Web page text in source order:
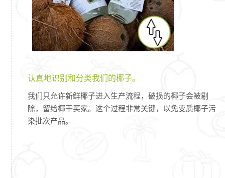
认真地识别和分类我们的椰子。
我们只允许新鲜椰子进入生产流程，破损的椰子会被剔
除，留给椰干买家。这个过程非常关键，以免变质椰子污
染批次产品。